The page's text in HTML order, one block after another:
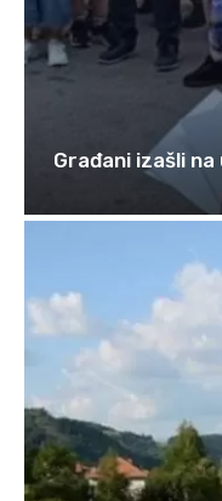
Građani izašli